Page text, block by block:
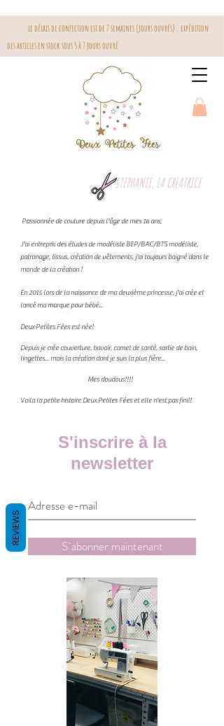
le délais de confection est de 7 semaines (jours ouvrés) . expédition
des articles en stock sous 5 à 7 jours ouvré
STEPHANIE, LA CREATRICE
Passionnée de couture depuis l'âge de mes 16 ans,
J'ai entrepris des études de modéliste BEP/BAC/BTS modéliste,
patronage, tissus, création de vêtements, j'ai toujours baigné dans le
monde de la création !
En 2015 lors de la naissance de ma deuxième princesse, j'ai crée et
lancé ma marque pour bébé...
Deux Petites Fées est née!
Depuis je crée couverture, bavoir, carnet de santé, sortie de bain,
lingettes... mais la création dont je suis la plus fière...
Mes doudous!!!!
Voila la petite histoire Deux Petites Fées et elle n'est pas fini!!
S'inscrire à la
newsletter
S`abonner maintenant
REVIEWS